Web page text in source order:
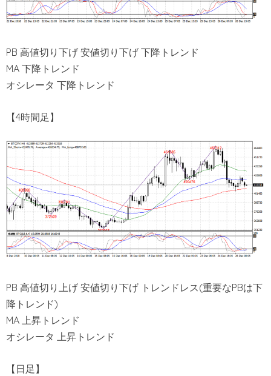
PB 高値切り下げ 安値切り下げ 下降トレンド
MA 下降トレンド
オシレータ 下降トレンド
【4時間足】
PB 高値切り上げ 安値切り下げ トレンドレス(重要なPBは下
降トレンド)
MA 上昇トレンド
オシレータ 上昇トレンド
【日足】